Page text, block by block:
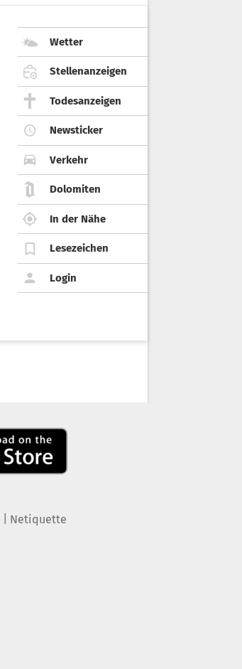
Wetter
Stellenanzeigen
Todesanzeigen
Newsticker
Verkehr
Dolomiten
In der Nähe
Lesezeichen
Login
Netiquette